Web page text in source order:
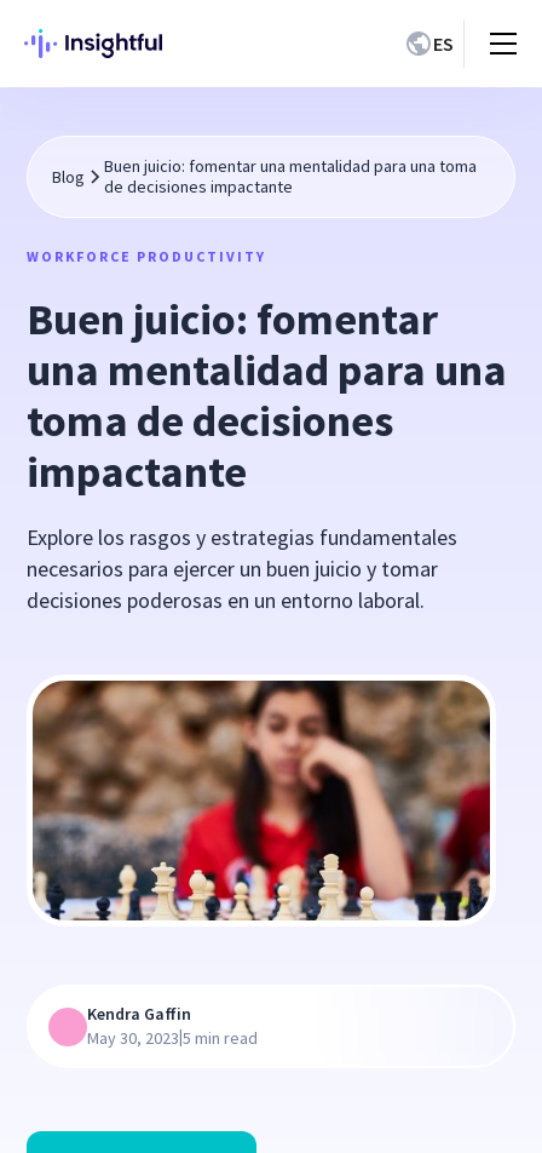
ES
Blog
Buen juicio: fomentar una mentalidad para una toma
de decisiones impactante
WORKFORCE PRODUCTIVITY
Buen juicio: fomentar
una mentalidad para una
toma de decisiones
impactante
Explore los rasgos y estrategias fundamentales
necesarios para ejercer un buen juicio y tomar
decisiones poderosas en un entorno laboral.
Kendra Gaffin
May 30, 2023|5 min read